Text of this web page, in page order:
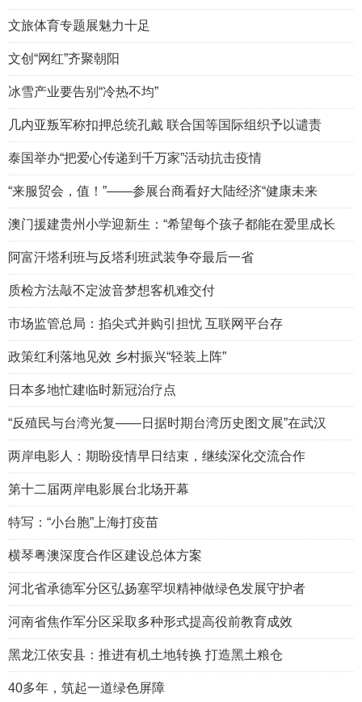
文旅体育专题展魅力十足
文创“网红”齐聚朝阳
冰雪产业要告别“冷热不均”
几内亚叛军称扣押总统孔戴 联合国等国际组织予以谴责
泰国举办“把爱心传递到千万家”活动抗击疫情
“来服贸会，值！”——参展台商看好大陆经济“健康未来
澳门援建贵州小学迎新生：“希望每个孩子都能在爱里成长
阿富汗塔利班与反塔利班武装争夺最后一省
质检方法敲不定波音梦想客机难交付
市场监管总局：掐尖式并购引担忧 互联网平台存
政策红利落地见效 乡村振兴“轻装上阵”
日本多地忙建临时新冠治疗点
“反殖民与台湾光复——日据时期台湾历史图文展”在武汉
两岸电影人：期盼疫情早日结束，继续深化交流合作
第十二届两岸电影展台北场开幕
特写：“小台胞”上海打疫苗
横琴粤澳深度合作区建设总体方案
河北省承德军分区弘扬塞罕坝精神做绿色发展守护者
河南省焦作军分区采取多种形式提高役前教育成效
黑龙江依安县：推进有机土地转换 打造黑土粮仓
40多年，筑起一道绿色屏障